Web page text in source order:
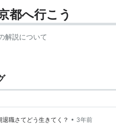
都へ行こう
解説について
退職さてどう生きてく？ • 3年前